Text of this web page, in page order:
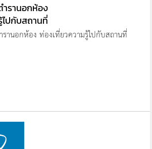
ำรานอกห้อง
ปกับสถานที่
ำรานอกห้อง ท่องเที่ยวความรู้ไปกับสถานที่